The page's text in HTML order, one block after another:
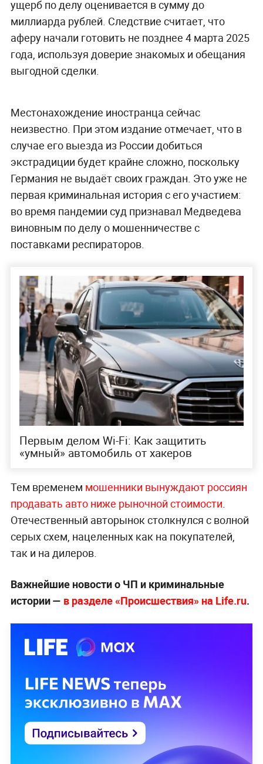
ущерб по делу оценивается в сумму до
миллиарда рублей. Следствие считает, что
аферу начали готовить не позднее 4 марта 2025
года, используя доверие знакомых и обещания
выгодной сделки.
Местонахождение иностранца сейчас
неизвестно. При этом издание отмечает, что в
случае его выезда из России добиться
экстрадиции будет крайне сложно, поскольку
Германия не выдаёт своих граждан. Это уже не
первая криминальная история с его участием:
во время пандемии суд признавал Медведева
виновным по делу о мошенничестве с
поставками респираторов.
Первым делом Wi-Fi: Как защитить
«умный» автомобиль от хакеров
Тем временем мошенники вынуждают россиян
продавать авто ниже рыночной стоимости
Отечественный авторынок столкнулся с волной
серых схем, нацеленных как на покупателей,
так и на дилеров.
Важнейшие новости о ЧП и криминальные
истории — в разделе «Происшествия» на Life.ru.